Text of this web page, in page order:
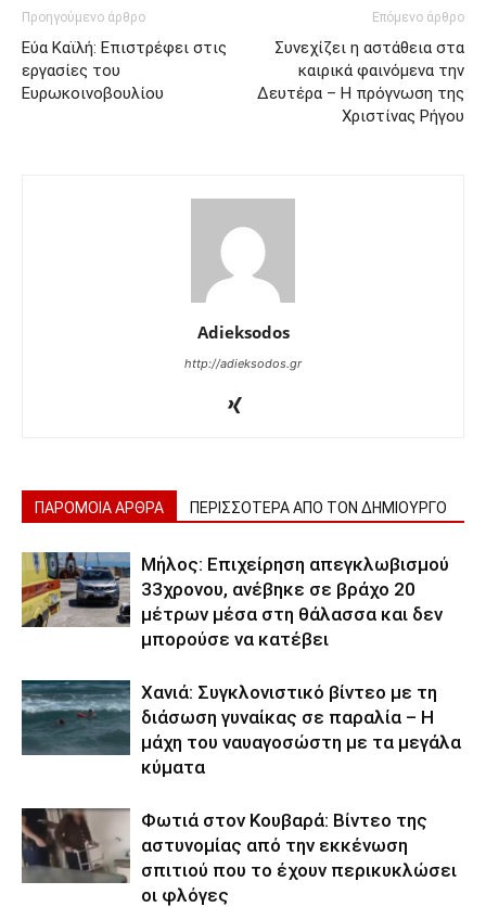
Προηγούμενο άρθρο
Εύα Καϊλή: Επιστρέφει στις
εργασίες του
Ευρωκοινοβουλίου
Επόμενο άρθρο
Συνεχίζει η αστάθεια στα
καιρικά φαινόμενα την
Δευτέρα – Η πρόγνωση της
Χριστίνας Ρήγου
Adieksodos
http://adieksodos.gr
ΠΑΡΟΜΟΙΑ ΑΡΘΡΑ ΠΕΡΙΣΣΟΤΕΡΑ ΑΠΟ ΤΟΝ ΔΗΜΙΟΥΡΓΟ
Μήλος: Επιχείρηση απεγκλωβισμού
33χρονου, ανέβηκε σε βράχο 20
μέτρων μέσα στη θάλασσα και δεν
μπορούσε να κατέβει
Χανιά: Συγκλονιστικό βίντεο με τη
διάσωση γυναίκας σε παραλία – Η
μάχη του ναυαγοσώστη με τα μεγάλα
κύματα
Φωτιά στον Κουβαρά: Βίντεο της
αστυνομίας από την εκκένωση
σπιτιού που το έχουν περικυκλώσει
οι φλόγες